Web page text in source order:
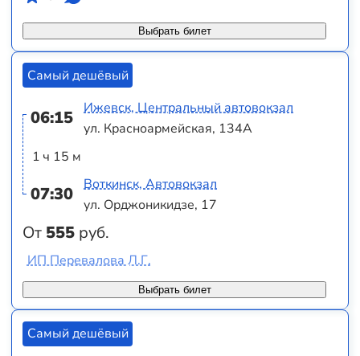
Выбрать билет
Самый дешёвый
06:15
1 ч 15 м
07:30
От 555 руб.
Ижевск, Центральный автовокзал
ул. Красноармейская, 134А
Воткинск, Автовокзал
ул. Орджоникидзе, 17
Выбрать билет
ИП Перевалова Л.Г.
Самый дешёвый